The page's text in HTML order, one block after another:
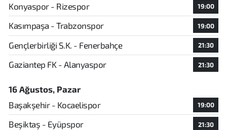
Konyaspor - Rizespor
19:00
Kasımpaşa - Trabzonspor 19:00
Gençlerbirliği S.K. - Fenerbahçe 21:30
Gaziantep FK - Alanyaspor 21:30
16 Ağustos, Pazar
Başakşehir - Kocaelispor
19:00
Beşiktaş - Eyüpspor 21:30